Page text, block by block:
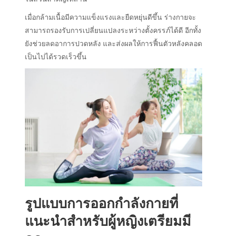
เมื่อกล้ามเนื้อมีความแข็งแรงและยืดหยุ่นดีขึ้น ร่างกายจะ
สามารถรองรับการเปลี่ยนแปลงระหว่างตั้งครรภ์ได้ดี อีกทั้ง
ยังช่วยลดอาการปวดหลัง และส่งผลให้การฟื้นตัวหลังคลอด
เป็นไปได้รวดเร็วขึ้น
รูปแบบการออกกำลังกายที่
แนะนำสำหรับผู้หญิงเตรียมมี